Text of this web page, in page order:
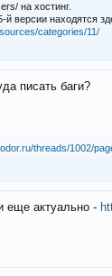
на хостинг.
версии находятся
categories/11/
писать баги?
threads/1002/
еще актуально -